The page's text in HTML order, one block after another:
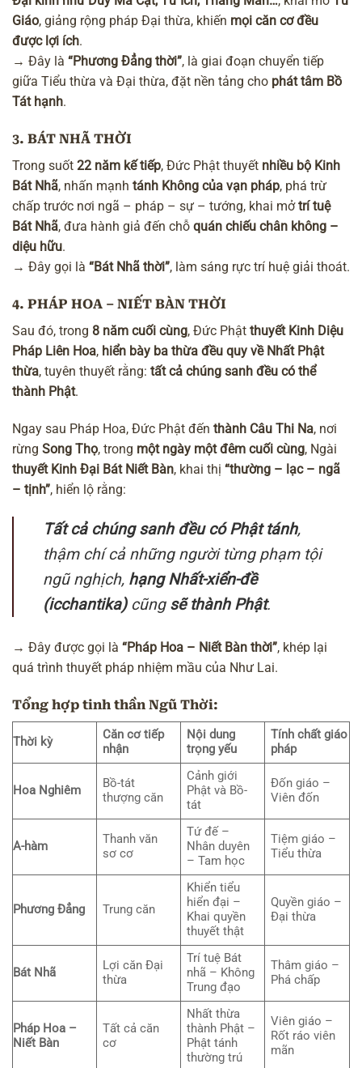
Giáo, giảng rộng pháp Đại thừa, khiến mọi căn cơ đều
được lợi ích.
→ Đây là “Phương Đẳng thời”, là giai đoạn chuyển tiếp
giữa Tiểu thừa và Đại thừa, đặt nền tảng cho phát tâm Bồ
Tát hạnh.
3. BÁT NHÃ THỜI
Trong suốt 22 năm kế tiếp, Đức Phật thuyết nhiều bộ Kinh
Bát Nhã, nhấn mạnh tánh Không của vạn pháp, phá trừ
chấp trước nơi ngã – pháp – sự – tướng, khai mởtrí tuệ
Bát Nhã, đưa hành giả đến chỗ quán chiếu chân không –
diệu hữu.
→ Đây gọi là “Bát Nhã thời”, làm sáng rực trí huệ giải thoát.
4. PHÁP HOA – NIẾT BÀN THỜI
Sau đó, trong 8 năm cuối cùng, Đức Phật thuyết Kinh Diệu
Pháp Liên Hoa, hiển bày ba thừa đều quy về Nhất Phật
thừa, tuyên thuyết rằng: tất cả chúng sanh đều có thể
thành Phật.
Ngay sau Pháp Hoa, Đức Phật đến thành Câu Thi Na, nơi
rừng Song Thọ, trong một ngày một đêm cuối cùng, Ngài
thuyết Kinh Đại Bát Niết Bàn, khai thị “thường – lạc – ngã
– tịnh”, hiển lộ rằng:
Tất cả chúng sanh đều có Phật tánh,
thậm chí cả những người từng phạm tội
ngũ nghịch, hạng Nhất-xiển-đề
(icchantika)cũng sẽ thành Phật.
→ Đây được gọi là “Pháp Hoa – Niết Bàn thời”, khép lại
quá trình thuyết pháp nhiệm mầu của Như Lai.
Tổng hợp tinh thần Ngũ Thời:
Thời kỳ
Căn cơ tiếp
nhận
Nội dung
trọng yếu
Tính chất giáo
pháp
Hoa Nghiêm
Bồ-tát
thượng căn
Cảnh giới
Phật và Bồ-
tát
Đốn giáo –
Viên đốn
A-hàm
Thanh văn
sơ cơ
Tứ đế –
Nhân duyên
– Tam học
Tiệm giáo –
Tiểu thừa
Phương Đẳng Trung căn
Khiển tiểu
hiển đại –
Khai quyền
thuyết thật
Quyền giáo –
Đại thừa
Bát Nhã
Lợi căn Đại
thừa
Trí tuệ Bát
nhã – Không
Trung đạo
Thâm giáo –
Phá chấp
Pháp Hoa –
Niết Bàn
Tất cả căn
cơ
Nhất thừa
thành Phật –
Phật tánh
thường trú
Viên giáo –
Rốt ráo viên
mãn